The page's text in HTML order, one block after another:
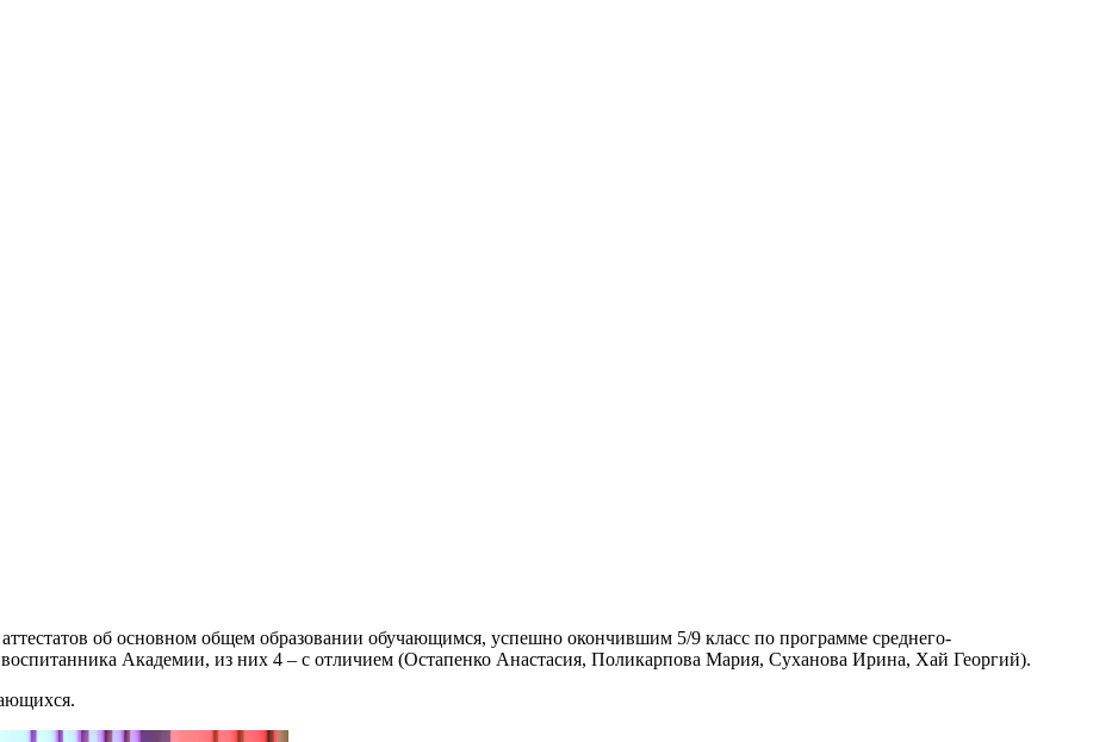
об основном общем образовании обучающимся, успешно окончившим 5/9 класс по программе среднего-
Академии, из них 4 – с отличием (Остапенко Анастасия, Поликарпова Мария, Суханова Ирина, Хай Георгий).